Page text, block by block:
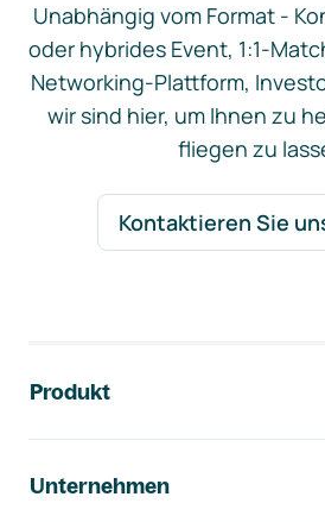
Unabhängig vom Format -
oder hybrides Event, 1:1-
Networking-Plattform,
wir sind hier, um Ihnen zu
fliegen zu
Kontaktieren Sie
Produkt
Unternehmen